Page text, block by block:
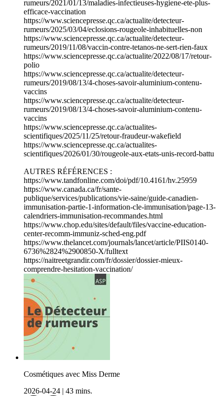
rumeurs/2021/01/13/maladies-infectieuses-hygiene-ete-plus-
efficace-vaccination
https://www.sciencepresse.qc.ca/actualite/detecteur-
rumeurs/2025/03/04/eclosions-rougeole-inhabituelles-non
https://www.sciencepresse.qc.ca/actualite/detecteur-
rumeurs/2019/11/08/vaccin-contre-tetanos-ne-sert-rien-faux
https://www.sciencepresse.qc.ca/actualite/2022/08/17/retour-
polio
https://www.sciencepresse.qc.ca/actualite/detecteur-
rumeurs/2019/08/13/4-choses-savoir-aluminium-contenu-
vaccins
https://www.sciencepresse.qc.ca/actualite/detecteur-
rumeurs/2019/08/13/4-choses-savoir-aluminium-contenu-
vaccins
https://www.sciencepresse.qc.ca/actualites-
scientifiques/2025/11/25/retour-fraudeur-wakefield
https://www.sciencepresse.qc.ca/actualites-
scientifiques/2026/01/30/rougeole-aux-etats-unis-record-battu
AUTRES RÉFÉRENCES :
https://www.tandfonline.com/doi/pdf/10.4161/hv.25959
https://www.canada.ca/fr/sante-
publique/services/publications/vie-saine/guide-canadien-
immunisation-partie-1-information-cle-immunisation/page-13-
calendriers-immunisation-recommandes.html
https://www.chop.edu/sites/default/files/vaccine-education-
center-recomm-immuniz-sched-eng.pdf
https://www.thelancet.com/journals/lancet/article/PIIS0140-
6736%2824%2900850-X/fulltext
https://naitreetgrandir.com/fr/dossier/dossier-mieux-
comprendre-hesitation-vaccination/
Cosmétiques avec Miss Derme
2026-04-24
43 mins.